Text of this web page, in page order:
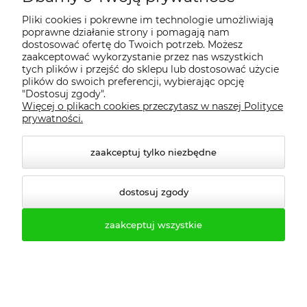
warunki dostawy, a po wdrożeniu -
wsparcie posprzedażowe i możliwość
dalszej rozbudowy szatni.
FAQ do szafy Malow SUM
Jak dobrać liczbę szaf metalowych
Sum 330 do liczby pracowników?
➡️ Jednaszafa metalowa Sum 330 3-
drzwiowaobsługuje trzech
użytkowników. Dla 60 pracowników
potrzeba więc 20 szaf. Przy pracy
zmianowej można rozważyć
współdzielenie szaf między zmiany,
Pliki cookies i pokrewne im technologie umożliwiają
poprawne działanie strony i pomagają nam
dostosować ofertę do Twoich potrzeb. Możesz
zaakceptować wykorzystanie przez nas wszystkich
tych plików i przejść do sklepu lub dostosować użycie
plików do swoich preferencji, wybierając opcję
"Dostosuj zgody".
Więcej o plikach cookies przeczytasz w naszej Polityce
prywatności.
zaakceptuj tylko niezbędne
dostosuj zgody
zaakceptuj wszystkie